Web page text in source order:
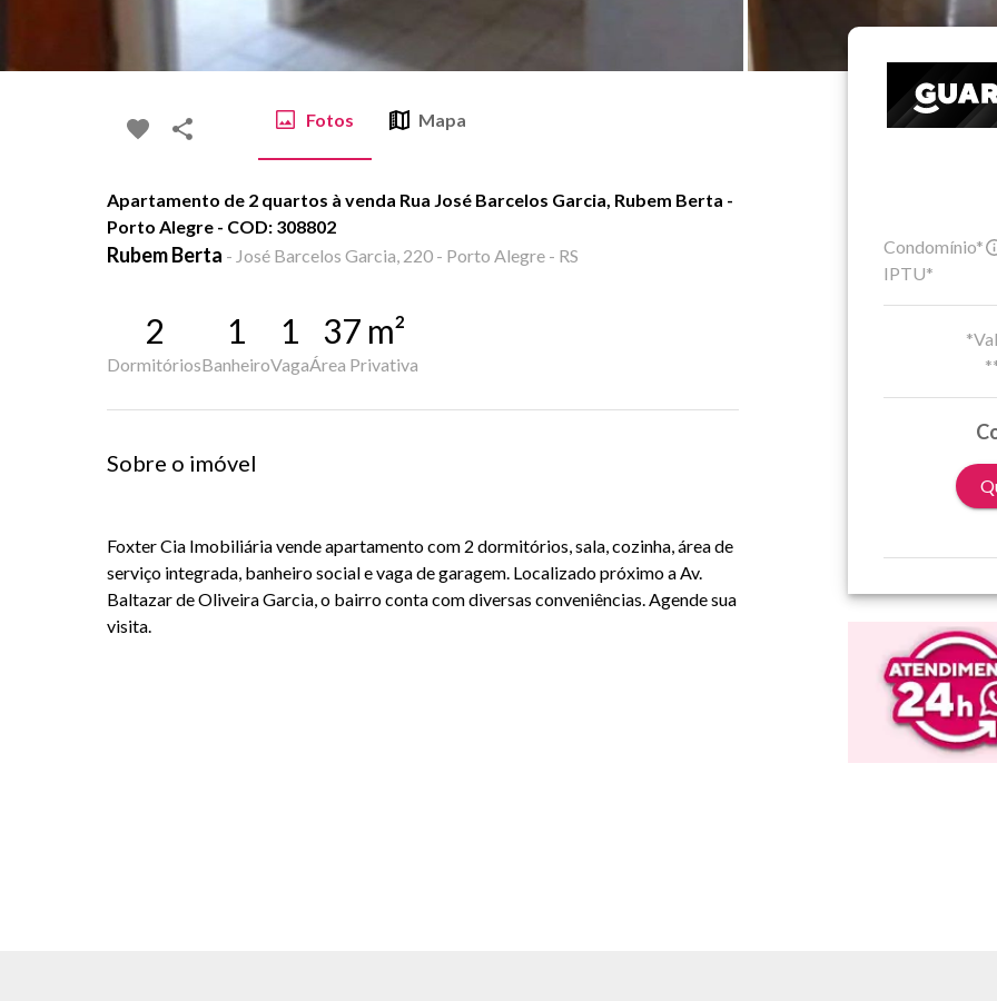
Fotos Mapa
Apartamento de 2 quartos à venda Rua José Barcelos Garcia, Rubem Berta -
Porto Alegre - COD: 308802
Rubem Berta - José Barcelos Garcia, 220 - Porto Alegre - RS
2
Dormitórios
1
Banheiro
1
Vaga
37 m²
Área Privativa
Sobre o imóvel
Foxter Cia Imobiliária vende apartamento com 2 dormitórios, sala, cozinha, área de
serviço integrada, banheiro social e vaga de garagem. Localizado próximo a Av.
Baltazar de Oliveira Garcia, o bairro conta com diversas conveniências. Agende sua
visita.
Condomínio*
IPTU*